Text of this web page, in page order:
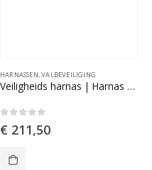
HARNASSEN,VALBEVEILIGING
Veiligheids harnas | Harnas voor werkpositionering
€ 211,50